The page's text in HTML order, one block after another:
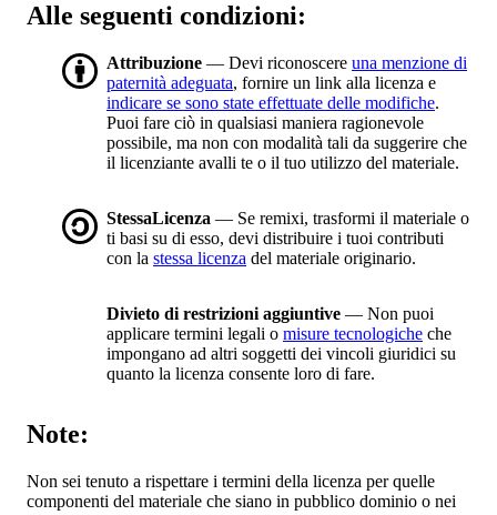
Alle seguenti condizioni:
Attribuzione — Devi riconoscere una menzione di
paternità adeguata, fornire un link alla licenza e
indicare se sono state effettuate delle modifiche.
Puoi fare ciò in qualsiasi maniera ragionevole
possibile, ma non con modalità tali da suggerire che
il licenziante avalli te o il tuo utilizzo del materiale.
StessaLicenza — Se remixi, trasformi il materiale o
ti basi su di esso, devi distribuire i tuoi contributi
con la stessa licenza del materiale originario.
Divieto di restrizioni aggiuntive — Non puoi
applicare termini legali o misure tecnologiche che
impongano ad altri soggetti dei vincoli giuridici su
quanto la licenza consente loro di fare.
Note:
Non sei tenuto a rispettare i termini della licenza per quelle
componenti del materiale che siano in pubblico dominio o nei